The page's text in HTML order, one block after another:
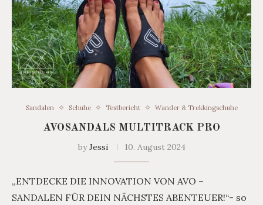
Sandalen Schuhe Testbericht Wander & Trekkingschuhe
AVOSANDALS MULTITRACK PRO
byJessi 10. August 2024
„ENTDECKE DIE INNOVATION VON AVO –
SANDALEN FÜR DEIN NÄCHSTES ABENTEUER!“- so